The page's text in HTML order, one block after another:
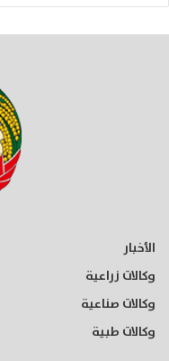
الأخبار
وكالات زراعية
وكالات صناعية
وكالات طبية